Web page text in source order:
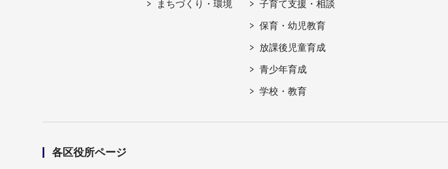
まちづくり・環境 子育て支援・相談
保育・幼児教育
放課後児童育成
青少年育成
学校・教育
各区役所ページ